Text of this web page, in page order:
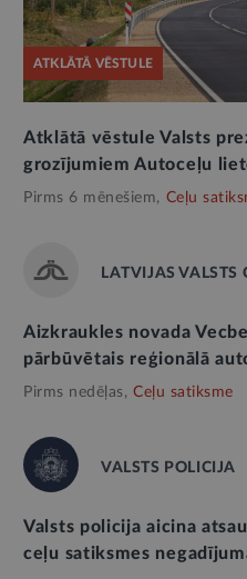
ATKLĀTĀ VĒSTULE
Atklātā vēstule Valsts
grozījumiem Autoceļu
Pirms 6 mēnešiem, Ceļu
LATVIJAS VALSTS
Aizkraukles novada
pārbūvētais reģionālā
Pirms nedēļas, Ceļu satiksme
VALSTS POLICIJA
Valsts policija aicina
ceļu satiksmes